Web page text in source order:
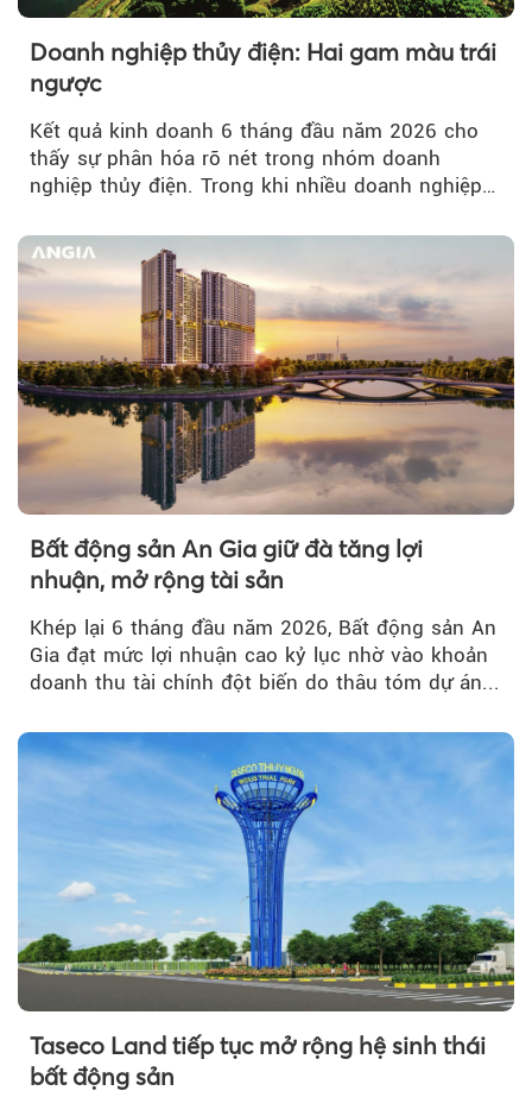
Doanh nghiệp thủy điện: Hai gam màu trái
ngược
Kết quả kinh doanh 6 tháng đầu năm 2026 cho
thấy sự phân hóa rõ nét trong nhóm doanh
nghiệp thủy điện. Trong khi nhiều doanh nghiệp
Bất động sản An Gia giữ đà tăng lợi
nhuận, mở rộng tài sản
Khép lại 6 tháng đầu năm 2026, Bất động sản An
Gia đạt mức lợi nhuận cao kỷ lục nhờ vào khoản
doanh thu tài chính đột biến do thâu tóm dự án...
Taseco Land tiếp tục mở rộng hệ sinh thái
bất động sản